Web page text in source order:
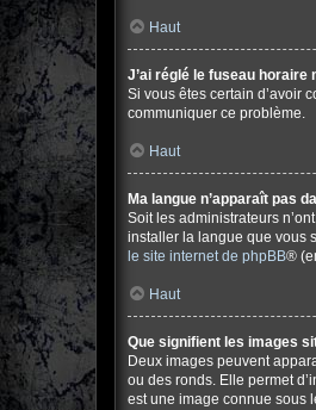
Haut
J’ai réglé le fuseau horaire
Si vous êtes certain d’avoir
communiquer ce problème.
Haut
Ma langue n’apparaît pas
Soit les administrateurs
installer la langue que vous
le site internet de phpBB®
Haut
Que signifient les images
Deux images peuvent
ou des ronds. Elle permet
est une image connue sous